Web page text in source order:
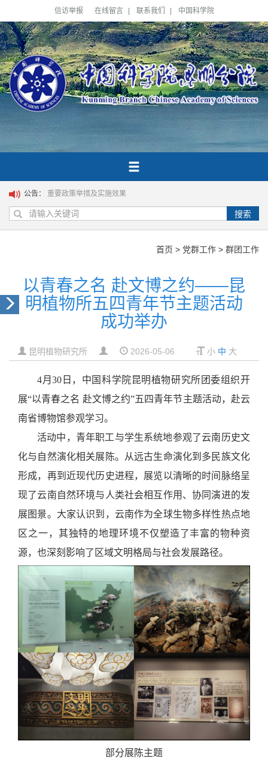
信访举报 在线留言 联系我们 中国科学院
公告： 重要政策举措及实施效果
搜索
首页 > 党群工作 > 群团工作
以青春之名 赴文博之约——昆
明植物所五四青年节主题活动
成功举办
昆明植物研究所 2026-05-06 小 中 大
4月30日， 中国科学院昆明植物研究所团委组织开
展“以青春之名 赴文博之约”五四青年节主题活动，赴云
南省博物馆参观学习。
活动中，青年职工与学生系统地参观了云南历史文
化与自然演化相关展陈。从远古生命演化到多民族文化
形成，再到近现代历史进程，展览以清晰的时间脉络呈
现了云南自然环境与人类社会相互作用、协同演进的发
展图景。大家认识到，云南作为全球生物多样性热点地
区之一，其独特的地理环境不仅塑造了丰富的物种资
源，也深刻影响了区域文明格局与社会发展路径。
部分展陈主题